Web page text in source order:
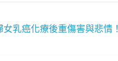
乳癌化療後重傷害與悲情！